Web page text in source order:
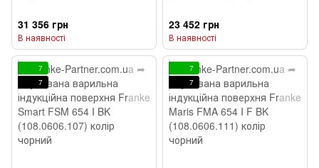
31 356 грн
В наявності
23 452 грн
В наявності
7
7
7
7